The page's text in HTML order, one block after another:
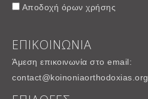
Αποδοχή όρων χρήσης
ΕΠΙΚΟΙΝΩΝΙΑ
Άμεση επικοινωνία στο email:
contact@koinoniaorthodoxias.org